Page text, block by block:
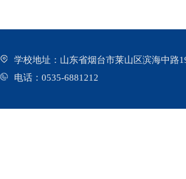
学校地址：山东省烟台市莱山区滨海中路
电话：0535-6881212